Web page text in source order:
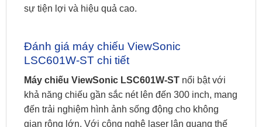
sự tiện lợi và hiệu quả cao.
Đánh giá máy chiếu ViewSonic
LSC601W-ST chi tiết
Máy chiếu ViewSonic LSC601W-ST nổi bật với
khả năng chiếu gần sắc nét lên đến 300 inch, mang
đến trải nghiệm hình ảnh sống động cho không
gian rộng lớn. Với công nghệ laser lân quang thế